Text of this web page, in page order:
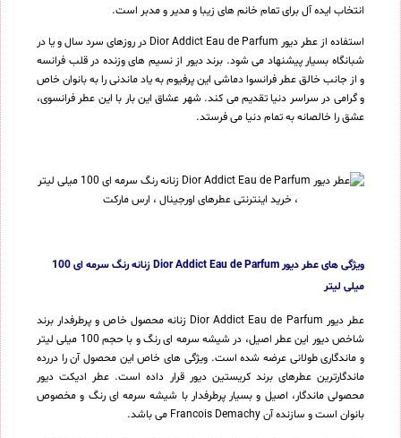
انتخاب ایده آل برای تمام خانم های زیبا و مدیر و مدبر است.
استفاده از عطر دیور Dior Addict Eau de Parfum در روزهای سرد سال و یا در
شبانگاه بسیار پیشنهاد می شود. برند دیور از نسیم های وزنده در قلب فرانسه
و از جانب خالق عطر فرانسوا دماشی این پرفیوم به یاد ماندنی را به بانوان خاص
و گرامی در سراسر دنیا تقدیم می کند. شهر عشاق این بار با این عطر فرانسوی،
عشق را خالصانه به تمام دنیا می فرستد.
ویژگی های عطر دیور Dior Addict Eau de Parfum زنانه رنگ سرمه ای 100
میلی لیتر
عطر دیور Dior Addict Eau de Parfum زنانه محصول خاص و پرطرفدار برند
شاخص دیور این عطر اصیل، در شیشه سرمه ای رنگ و با حجم 100 میلی لیتر
و ماندگاری طولانی عرضه شده است. ویژگی های خاص این محصول آن را دررده
ماندگارترین عطرهای برند کریستین دیور قرار داده است. عطر ادیکت دیور
محصولی ماندگار، اصیل و بسیار پرطرفدار با شیشه سرمه ای رنگ و مخصوص
بانوان است و سازنده آن Francois Demachy می باشد.